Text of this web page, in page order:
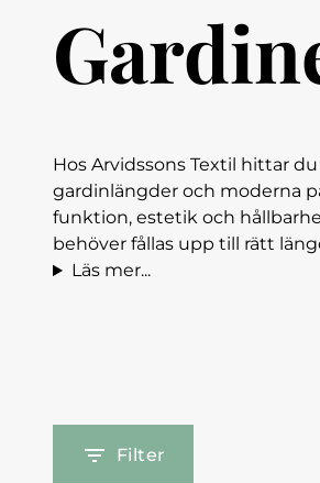
Hos Arvidssons Textil hittar
gardinlängder och moderna
funktion, estetik och
behöver fållas upp till rätt
Läs mer...
Filter